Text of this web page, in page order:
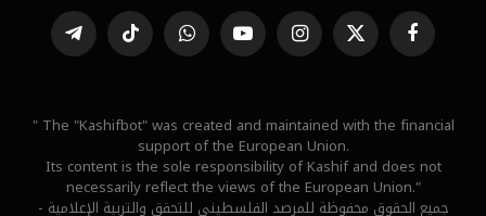
فيسبوك X
(Twitter)
الانستغراميوتيوب واتساب تيكتوك تيلقرام
" The "Kashifbot" was created and maintained with the financial
support of the European Union.
Its content is the sole responsibility of Kashif and does not
necessarily reflect the views of the European Union."
جميع الحقوق محفوظة للمرصد الفلسطيني للتحقق والتربية الإعلامية -